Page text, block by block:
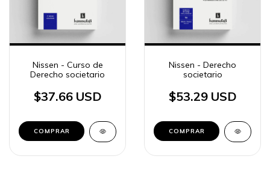
Nissen - Curso de
Derecho societario
$37.66 USD
COMPRAR
Nissen - Derecho
societario
$53.29 USD
COMPRAR